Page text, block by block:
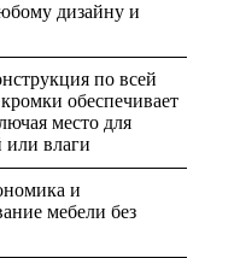
дизайну и
по всей
обеспечивает
место для
или влаги
и
мебели без